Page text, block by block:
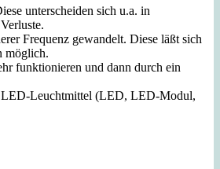
unterscheiden sich u.a. in
Frequenz gewandelt. Diese läßt sich
möglich.
funktionieren und dann durch ein
LED-Leuchtmittel (LED, LED-Modul,